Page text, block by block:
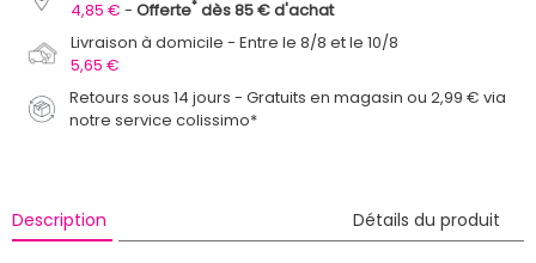
4,85 €
Offerte* dès 85 € d'achat
Livraison à domicile
Entre le 8/8 et le 10/8
5,65 €
Retours sous 14 jours - Gratuits en magasin ou 2,99 € via
notre service colissimo*
Description Détails du produit